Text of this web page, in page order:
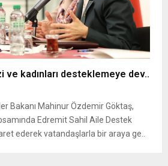
ve kadınları desteklemeye dev..
Bakanı Mahinur Özdemir Göktaş,
Edremit Sahil Aile Destek
ederek vatandaşlarla bir araya ge..